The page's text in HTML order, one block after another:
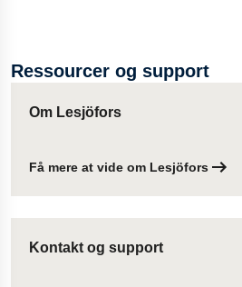
Ressourcer og support
Om Lesjöfors
Få mere at vide om Lesjöfors
Kontakt og support